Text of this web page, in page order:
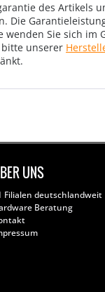
des Artikels
Die
Sie sich
unserer
UNS
Filialen deutschlandweit
Beratung